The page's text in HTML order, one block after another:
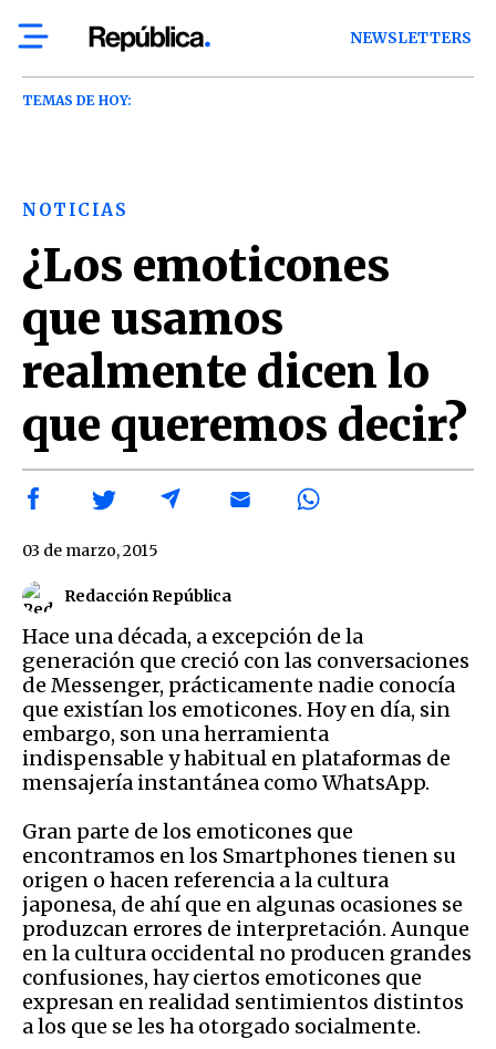
NEWSLETTERS
TEMAS DE HOY:
NOTICIAS
¿Los emoticones
que usamos
realmente dicen lo
que queremos decir?
Redacción República
03 de marzo, 2015
Hace una década, a excepción de la
generación que creció con las conversaciones
de Messenger, prácticamente nadie conocía
que existían los emoticones. Hoy en día, sin
embargo, son una herramienta
indispensable y habitual en plataformas de
mensajería instantánea como WhatsApp.
Gran parte de los emoticones que
encontramos en los Smartphones tienen su
origen o hacen referencia a la cultura
japonesa, de ahí que en algunas ocasiones se
produzcan errores de interpretación. Aunque
en la cultura occidental no producen grandes
confusiones, hay ciertos emoticones que
expresan en realidad sentimientos distintos
a los que se les ha otorgado socialmente.